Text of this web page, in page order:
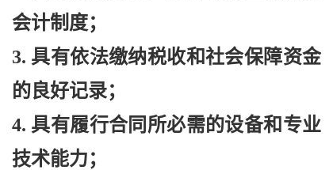
会计制度；
3. 具有依法缴纳税收和社会保障资金
的良好记录；
4. 具有履行合同所必需的设备和专业
技术能力；